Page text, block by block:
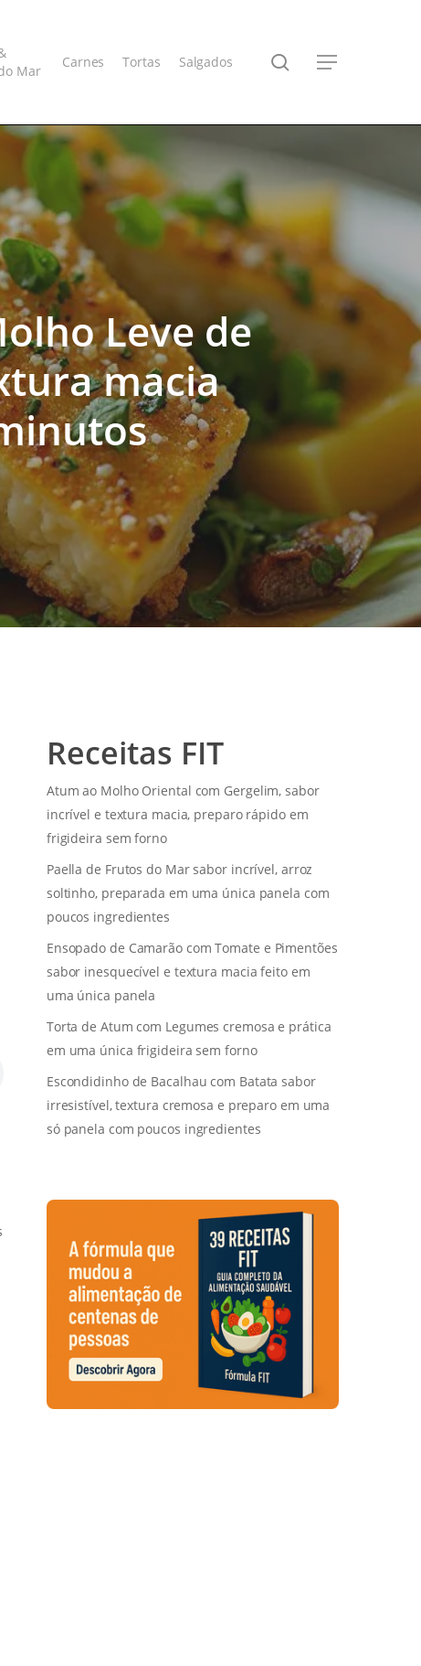
Mar
Carnes Tortas Salgados search
Menu
Leve de
macia
Receitas FIT
Atum ao Molho Oriental com Gergelim, sabor
incrível e textura macia, preparo rápido em
frigideira sem forno
Paella de Frutos do Mar sabor incrível, arroz
soltinho, preparada em uma única panela com
poucos ingredientes
Ensopado de Camarão com Tomate e Pimentões
sabor inesquecível e textura macia feito em
uma única panela
Torta de Atum com Legumes cremosa e prática
em uma única frigideira sem forno
Escondidinho de Bacalhau com Batata sabor
irresistível, textura cremosa e preparo em uma
só panela com poucos ingredientes